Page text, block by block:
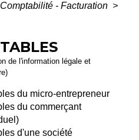
Comptabilité - Facturation >
de l'information légale et
du micro-entrepreneur
du commerçant
d'une société